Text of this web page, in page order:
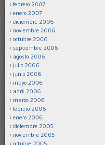
febrero 2007
enero 2007
diciembre 2006
noviembre 2006
octubre 2006
septiembre 2006
agosto 2006
julio 2006
junio 2006
mayo 2006
abril 2006
marzo 2006
febrero 2006
enero 2006
diciembre 2005
noviembre 2005
octubre 2005